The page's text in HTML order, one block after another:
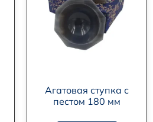
Агатовая ступка с
пестом 180 мм